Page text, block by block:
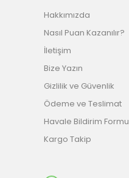
Hakkımızda
Nasıl Puan Kazanılır?
İletişim
Bize Yazın
Gizlilik ve Güvenlik
Ödeme ve Teslimat
Havale Bildirim Formu
Kargo Takip